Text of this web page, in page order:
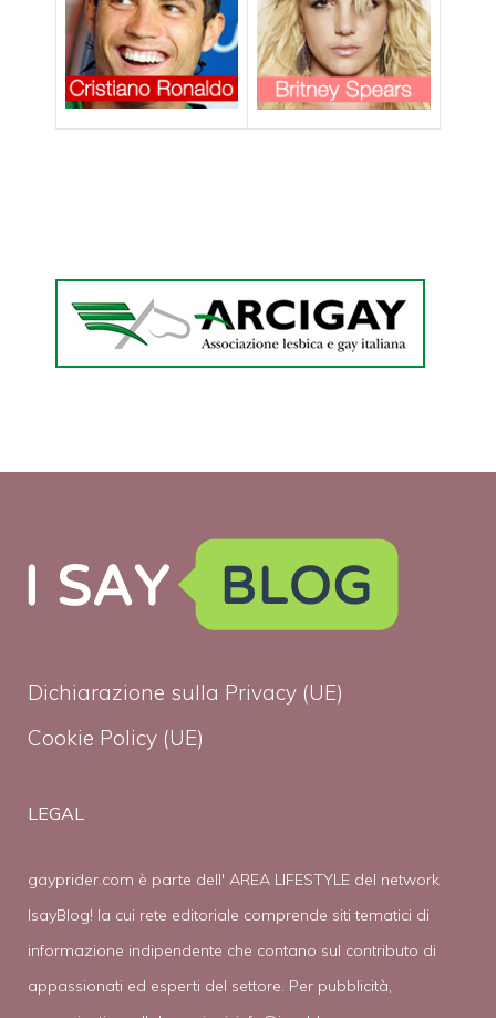
Dichiarazione sulla Privacy (UE)
Cookie Policy (UE)
LEGAL
gayprider.com è parte dell' AREA LIFESTYLE del network
IsayBlog! la cui rete editoriale comprende siti tematici di
informazione indipendente che contano sul contributo di
appassionati ed esperti del settore. Per pubblicità,